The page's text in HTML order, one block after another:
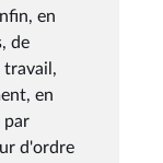
en
de
travail,
en
par
d'ordre